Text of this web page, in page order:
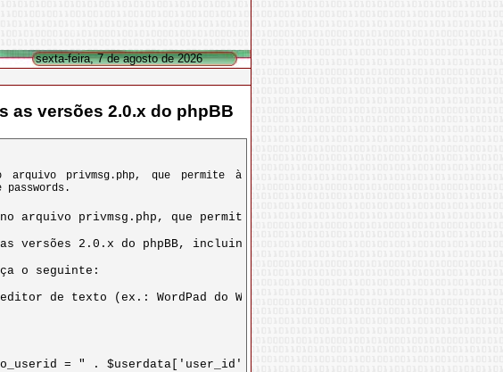
sexta-feira, 7 de agosto de 2026
as versões 2.0.x do phpBB
arquivo privmsg.php, que permite à